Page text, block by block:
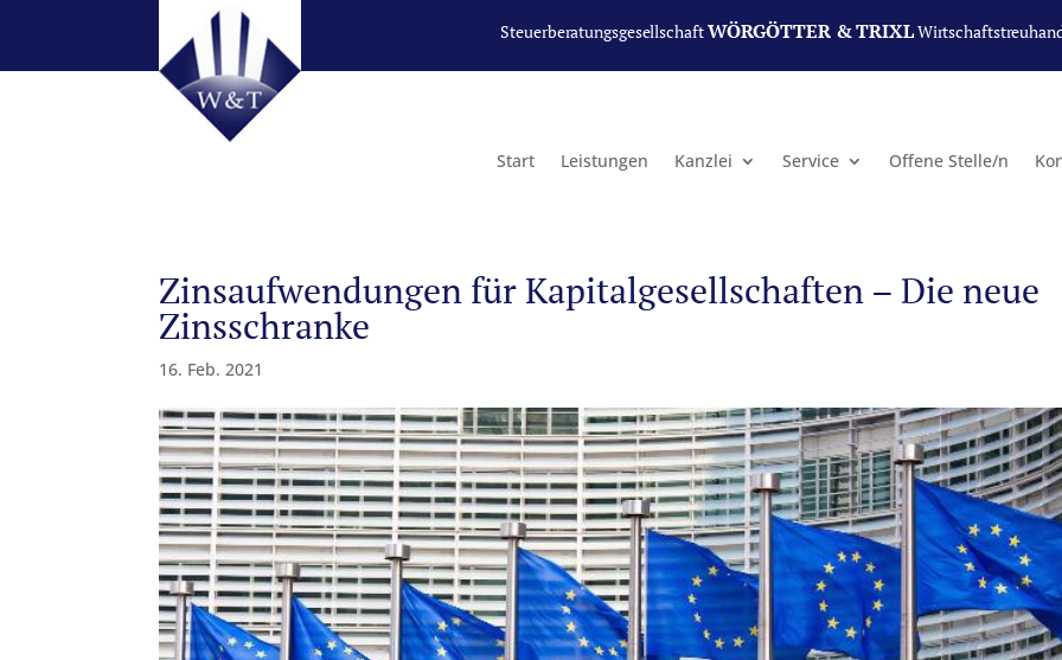
SteuerberatungsgesellschaftWÖRGÖTTER & TRIXL
Start Leistungen Kanzlei Service Offene Stelle/n
Zinsaufwendungen für Kapitalgesellschaften – Die neue
Zinsschranke
16. Feb. 2021